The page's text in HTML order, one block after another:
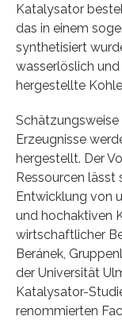
Katalysator
das in einem
synthetisiert
wasserlöslich
hergestellte
Erzeugnisse
hergestellt. Der
Ressourcen lässt
Entwicklung von
und hochaktiven
wirtschaftlicher
Beránek,
der Universität
Katalysator-
renommierten